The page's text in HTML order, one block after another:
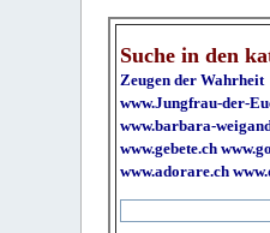
Suche in den
Zeugen der Wahrheit
www.Jungfrau-der-
www.barbara-
www.gebete.ch
www.adorare.ch